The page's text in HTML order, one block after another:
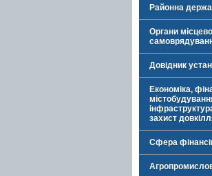
Районна
Органи
Довідник
Економіка,
захист
Сфера